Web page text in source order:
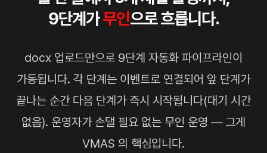
9단계가무인으로 흐릅니다.
docx 업로드만으로 9단계 자동화 파이프라인이
가동됩니다. 각 단계는 이벤트로 연결되어 앞 단계가
끝나는 순간 다음 단계가 즉시 시작됩니다(대기 시간
없음). 운영자가 손댈 필요 없는 무인 운영 — 그게
VMAS 의 핵심입니다.